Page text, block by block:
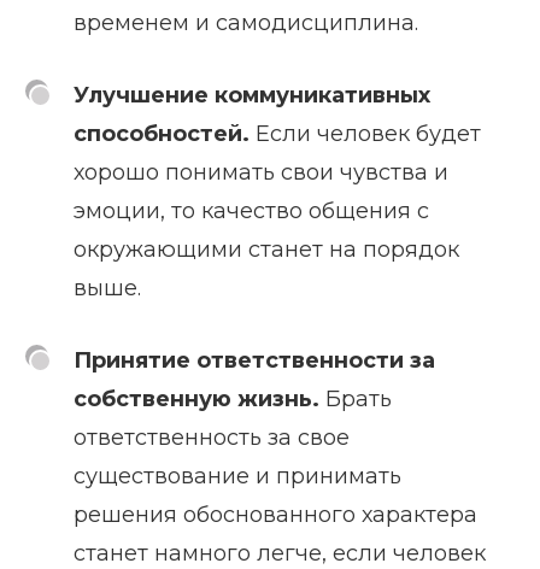
временем и самодисциплина.
Улучшение коммуникативных
способностей. Если человек будет
хорошо понимать свои чувства и
эмоции, то качество общения с
окружающими станет на порядок
выше.
Принятие ответственности за
собственную жизнь. Брать
ответственность за свое
существование и принимать
решения обоснованного характера
станет намного легче, если человек